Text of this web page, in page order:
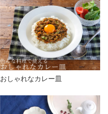
おしゃれなカレー皿